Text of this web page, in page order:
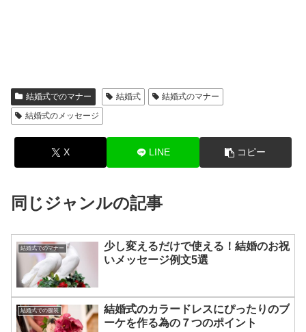
結婚式でのマナー 結婚式
結婚式のマナー
結婚式のメッセージ
X LINE コピー
同じジャンルの記事
結婚式でのマナー
少し変えるだけで使える！結婚のお祝
いメッセージ例文5選
結婚式での服装
結婚式のカラードレスにぴったりのブ
ーケを作る為の７つのポイント